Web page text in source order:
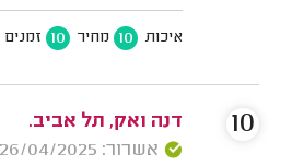
איכות 10 מחיר 10 זמנים
דנה ואק, תל אביב.
אשרור: 26/04/2025
10